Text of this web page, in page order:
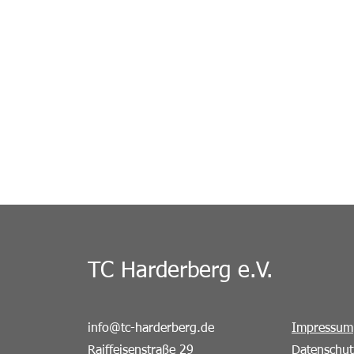
TC Harderberg e.V.
info@tc-harderberg.de
Raiffeisenstraße 29
Impressum